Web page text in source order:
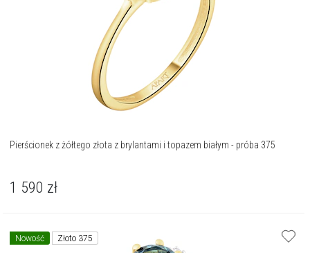
Pierścionek z żółtego złota z brylantami i topazem białym - próba 375
1 590 zł
Nowość Złoto 375